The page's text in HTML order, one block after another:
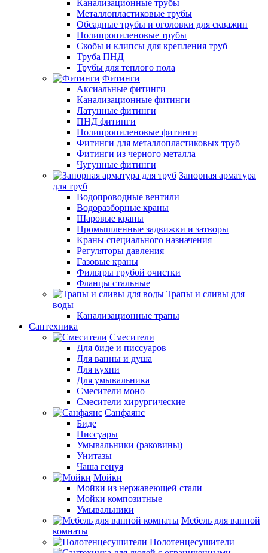
Канализационные трубы
Металлопластиковые трубы
Обсадные трубы и оголовки для скважин
Полипропиленовые трубы
Скобы и клипсы для крепления труб
Труба ПНД
Трубы для теплого пола
Фитинги
Аксиальные фитинги
Канализационные фитинги
Латунные фитинги
ПНД фитинги
Полипропиленовые фитинги
Фитинги для металлопластиковых труб
Фитинги из черного металла
Чугунные фитинги
Запорная арматура
для труб
Водопроводные вентили
Водоразборные краны
Шаровые краны
Промышленные задвижки и затворы
Краны специального назначения
Регуляторы давления
Газовые краны
Фильтры грубой очистки
Фланцы стальные
Трапы и сливы для
воды
Канализационные трапы
Сантехника
Смесители
Для биде и писсуаров
Для ванны и душа
Для кухни
Для умывальника
Смесители моно
Смесители хирургические
Санфаянс
Биде
Писсуары
Умывальники (раковины)
Унитазы
Чаша генуя
Мойки
Мойки из нержавеющей стали
Мойки композитные
Умывальники
Мебель для ванной
комнаты
Полотенцесушители